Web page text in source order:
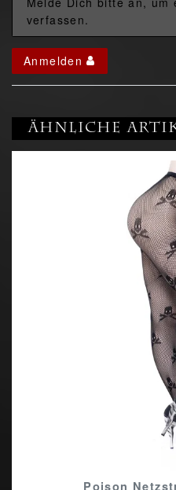
verfassen.
Anmelden
Ähnliche
Poison